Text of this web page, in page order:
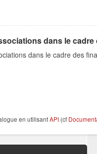
dans le
dans le cadre des
en utilisantAPI (cf